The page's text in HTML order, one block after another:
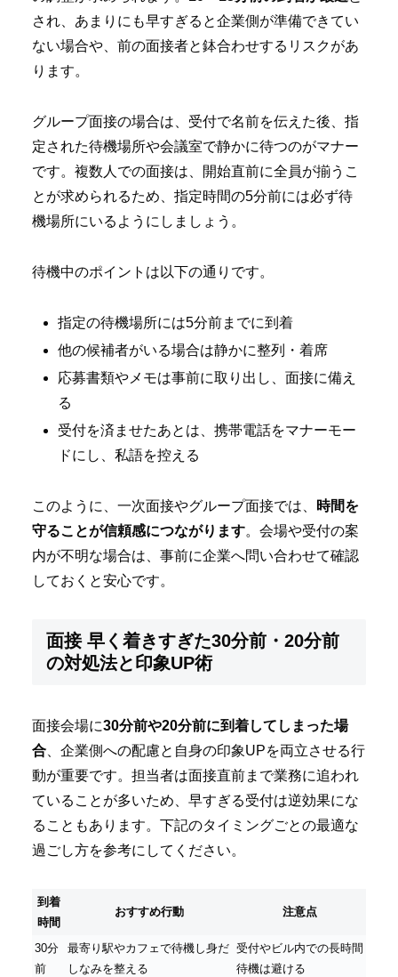
され、あまりにも早すぎると企業側が準備できてい
ない場合や、前の面接者と鉢合わせするリスクがあ
ります。
グループ面接の場合は、受付で名前を伝えた後、指
定された待機場所や会議室で静かに待つのがマナー
です。複数人での面接は、開始直前に全員が揃うこ
とが求められるため、指定時間の5分前には必ず待
機場所にいるようにしましょう。
待機中のポイントは以下の通りです。
指定の待機場所には5分前までに到着
他の候補者がいる場合は静かに整列・着席
応募書類やメモは事前に取り出し、面接に備え
る
受付を済ませたあとは、携帯電話をマナーモー
ドにし、私語を控える
このように、一次面接やグループ面接では、
時間を
守ることが信頼感につながります。会場や受付の案
内が不明な場合は、事前に企業へ問い合わせて確認
しておくと安心です。
面接 早く着きすぎた30分前・20分前
の対処法と印象UP術
面接会場に30分前や20分前に到着してしまった場
合 、企業側への配慮と自身の印象UPを両立させる行
動が重要です。担当者は面接直前まで業務に追われ
ていることが多いため、早すぎる受付は逆効果にな
ることもあります。下記のタイミングごとの最適な
過ごし方を参考にしてください。
到着
時間
おすすめ行動 注意点
30分
前
最寄り駅やカフェで待機し身だ
しなみを整える
受付やビル内での長時間
待機は避ける